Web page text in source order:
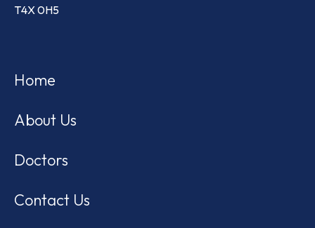
T4X 0H5
Home
About Us
Doctors
Contact Us